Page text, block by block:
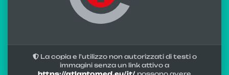
La copia e l'utilizzo non autorizzati di testi o
immagini senza un link attivo a